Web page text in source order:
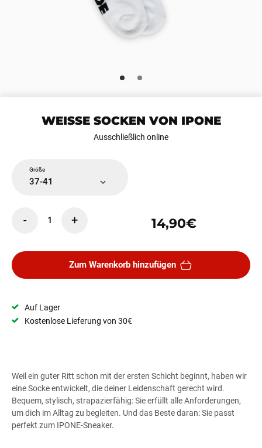
WEISSE SOCKEN VON IPONE
Ausschließlich online
Größe
37-41
- 1 + 14,90€
Zum Warenkorb hinzufügen
Auf Lager
Kostenlose Lieferung von 30€
Weil ein guter Ritt schon mit der ersten Schicht beginnt, haben wir
eine Socke entwickelt, die deiner Leidenschaft gerecht wird.
Bequem, stylisch, strapazierfähig: Sie erfüllt alle Anforderungen,
um dich im Alltag zu begleiten. Und das Beste daran: Sie passt
perfekt zum IPONE-Sneaker.